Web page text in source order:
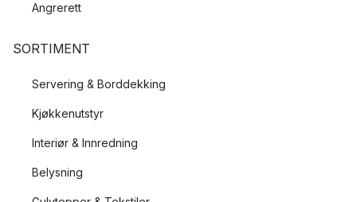
Angrerett
SORTIMENT
Servering & Borddekking
Kjøkkenutstyr
Interiør & Innredning
Belysning